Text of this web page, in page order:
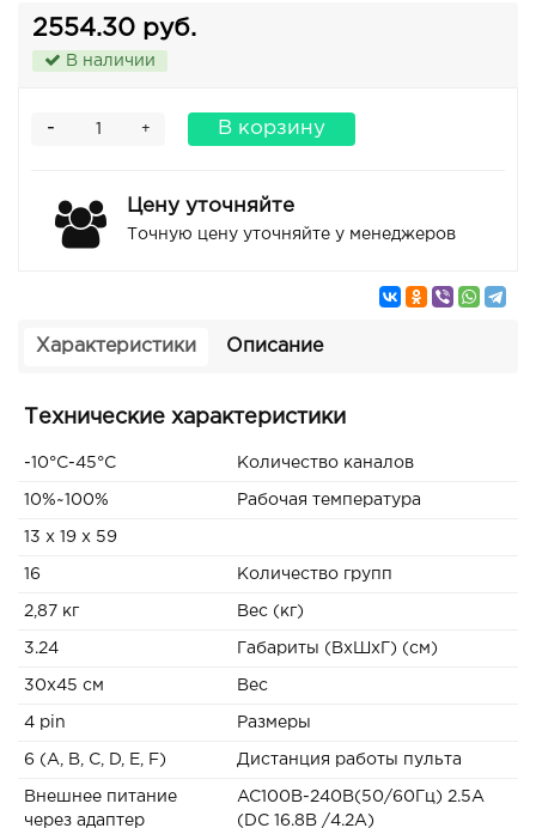
2554.30 руб.
В наличии
+
- В корзину
Цену уточняйте
Точную цену уточняйте у менеджеров
Характеристики Описание
Технические характеристики
-10°С-45°С Количество каналов
10%~100% Рабочая температура
13 x 19 x 59
16 Количество групп
2,87 кг Вес (кг)
3.24 Габариты (ВxШxГ) (см)
30х45 см Вес
4 pin Размеры
6 (A, B, C, D, E, F) Дистанция работы пульта
Внешнее питание
через адаптер
AC100В-240В(50/60Гц) 2.5А
(DC 16.8В /4.2А)